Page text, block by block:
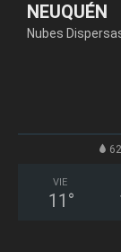
NEUQUÉN
Nubes
VIE
11 °